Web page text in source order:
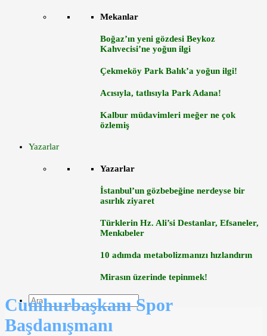
Mekanlar
Boğaz’ın yeni gözdesi Beykoz
Kahvecisi’ne yoğun ilgi
Çekmeköy Park Balık’a yoğun ilgi!
Acısıyla, tatlısıyla Park Adana!
Kalbur müdavimleri meğer ne çok
özlemiş
Yazarlar
Yazarlar
İstanbul’un gözbebeğine nerdeyse bir
asırlık ziyaret
Türklerin Hz. Ali’si Destanlar, Efsaneler,
Menkıbeler
10 adımda metabolizmanızı hızlandırın
Mirasın üzerinde tepinmek!
Cumhurbaşkanı Spor
Başdanışmanı